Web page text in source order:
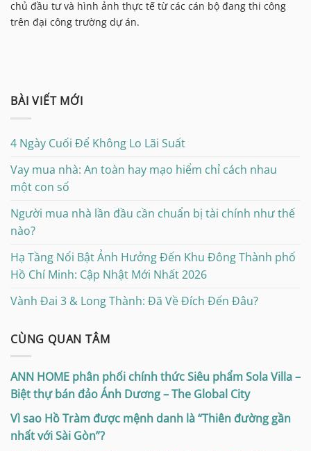
chủ đầu tư và hình ảnh thực tế từ các cán bộ đang thi công
trên đại công trường dự án.
BÀI VIẾT MỚI
4 Ngày Cuối Để Không Lo Lãi Suất
Vay mua nhà: An toàn hay mạo hiểm chỉ cách nhau
một con số
Người mua nhà lần đầu cần chuẩn bị tài chính như thế
nào?
Hạ Tầng Nổi Bật Ảnh Hưởng Đến Khu Đông Thành phố
Hồ Chí Minh: Cập Nhật Mới Nhất 2026
Vành Đai 3 & Long Thành: Đã Về Đích Đến Đâu?
CÙNG QUAN TÂM
ANN HOME phân phối chính thức Siêu phẩm Sola Villa –
Biệt thự bán đảo Ánh Dương – The Global City
Vì sao Hồ Tràm được mệnh danh là “Thiên đường gần
nhất với Sài Gòn”?